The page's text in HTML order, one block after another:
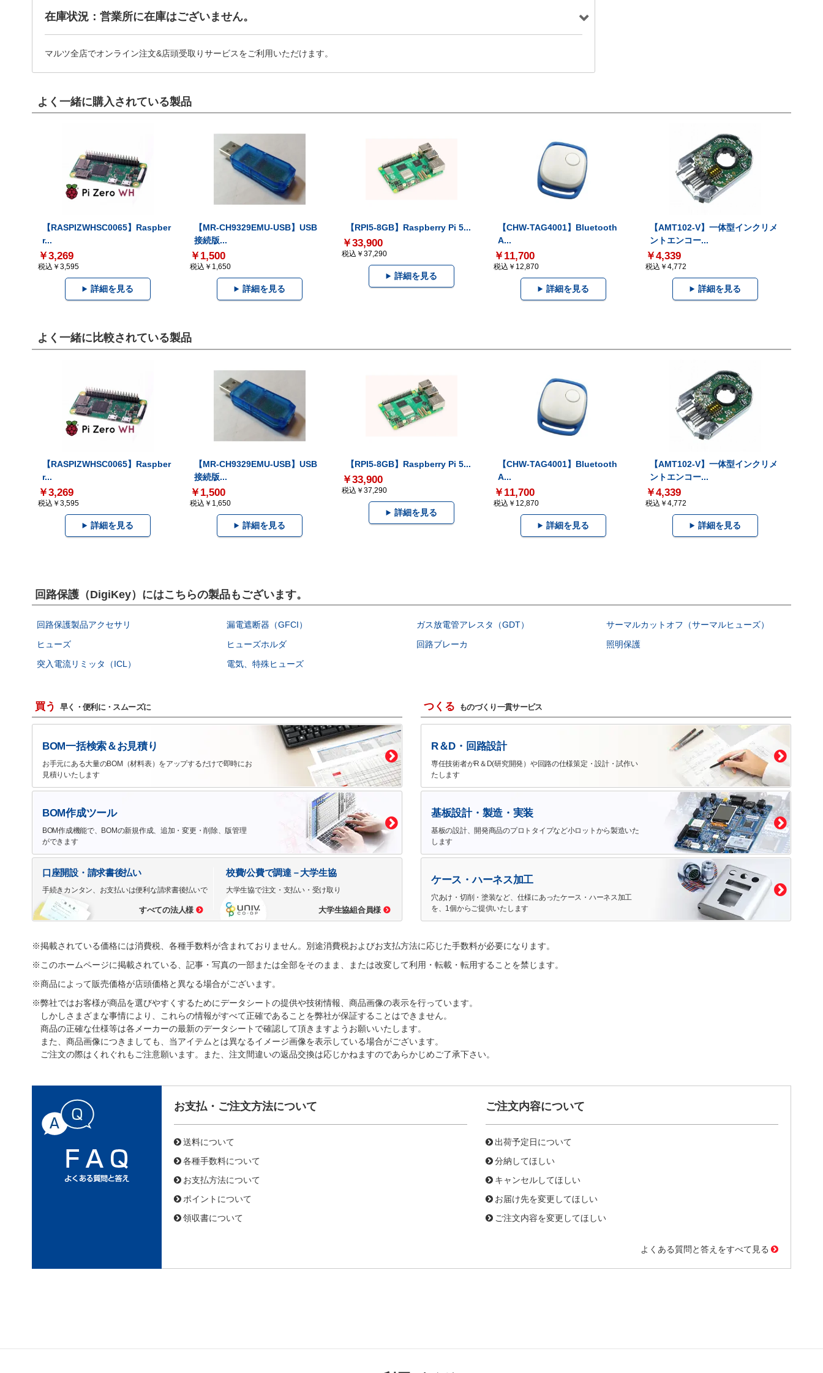
在庫状況：営業所に在庫はございません。
マルツ全店でオンライン注文&店頭受取りサービスをご利用いただけます。
よく一緒に購入されている製品
【RASPIZWHSC0065】Raspber
r...
￥3,269
税込￥3,595
詳細を見る
【MR-CH9329EMU-USB】USB
接続版...
￥1,500
税込￥1,650
詳細を見る
【RPI5-8GB】Raspberry Pi 5...
￥33,900
税込￥37,290
詳細を見る
【CHW-TAG4001】Bluetooth
A...
￥11,700
税込￥12,870
詳細を見る
【AMT102-V】一体型インクリメ
ントエンコー...
￥4,339
税込￥4,772
詳細を見る
よく一緒に比較されている製品
【RASPIZWHSC0065】Raspber
r...
￥3,269
税込￥3,595
詳細を見る
【MR-CH9329EMU-USB】USB
接続版...
￥1,500
税込￥1,650
詳細を見る
【RPI5-8GB】Raspberry Pi 5...
￥33,900
税込￥37,290
詳細を見る
【CHW-TAG4001】Bluetooth
A...
￥11,700
税込￥12,870
詳細を見る
【AMT102-V】一体型インクリメ
ントエンコー...
￥4,339
税込￥4,772
詳細を見る
回路保護（DigiKey）にはこちらの製品もございます。
回路保護製品アクセサリ 漏電遮断器（GFCI） ガス放電管アレスタ（GDT）
サーマルカットオフ（サーマルヒューズ）
ヒューズ
ヒューズホルダ 回路ブレーカ
照明保護
突入電流リミッタ（ICL）
電気、特殊ヒューズ
買う 早く・便利に・スムーズに
BOM一括検索＆お見積り
お手元にある大量のBOM（材料表）をアップするだけで即時にお
見積りいたします
BOM作成ツール
BOM作成機能で、BOMの新規作成、追加・変更・削除、版管理
ができます
口座開設・請求書後払い
手続きカンタン、お支払いは便利な請求書後払いで
すべての法人様
校費/公費で調達－大学生協
大学生協で注文・支払い・受け取り
大学生協組合員様
つくる ものづくり一貫サービス
R＆D・回路設計
専任技術者がR＆D(研究開発）や回路の仕様策定・設計・試作い
たします
基板設計・製造・実装
基板の設計、開発商品のプロトタイプなど小ロットから製造いた
します
ケース・ハーネス加工
穴あけ・切削・塗装など、仕様にあったケース・ハーネス加工
を、1個からご提供いたします
※掲載されている価格には消費税、各種手数料が含まれておりません。別途消費税およびお支払方法に応じた手数料が必要になります。
※このホームページに掲載されている、記事・写真の一部または全部をそのまま、または改変して利用・転載・転用することを禁じます。
※商品によって販売価格が店頭価格と異なる場合がございます。
※弊社ではお客様が商品を選びやすくするためにデータシートの提供や技術情報、商品画像の表示を行っています。
しかしさまざまな事情により、これらの情報がすべて正確であることを弊社が保証することはできません。
商品の正確な仕様等は各メーカーの最新のデータシートで確認して頂きますようお願いいたします。
また、商品画像につきましても、当アイテムとは異なるイメージ画像を表示している場合がございます。
ご注文の際はくれぐれもご注意願います。また、注文間違いの返品交換は応じかねますのであらかじめご了承下さい。
お支払・ご注文方法について
送料について
各種手数料について
お支払方法について
ポイントについて
領収書について
ご注文内容について
出荷予定日について
分納してほしい
キャンセルしてほしい
お届け先を変更してほしい
ご注文内容を変更してほしい
よくある質問と答えをすべて見る